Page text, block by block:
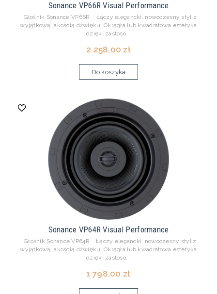
Sonance VP66R Visual Performance
Głośnik Sonance VP66R Łączy elegancki, nowoczesny styl z
wyjątkową jakością dźwięku. Okrągła lub kwadratowa estetyka
dzięki zastoso...
2 258,00 zł
Do koszyka
Sonance VP64R Visual Performance
Głośnik Sonance VP64R Łączy elegancki, nowoczesny styl z
wyjątkową jakością dźwięku. Okrągła lub kwadratowa estetyka
dzięki zastoso...
1 798,00 zł